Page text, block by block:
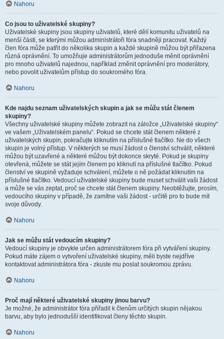
Nahoru
Co jsou to uživatelské skupiny?
Uživatelské skupiny jsou skupiny uživatelů, které dělí komunitu uživatelů na
menší části, se kterými můžou administrátoři fóra snadněji pracovat. Každý
člen fóra může patřit do několika skupin a každé skupině můžou být přiřazena
různá oprávnění. To umožňuje administrátorům jednoduše měnit oprávnění
pro mnoho uživatelů najednou, například změnit oprávnění pro moderátory,
nebo povolit uživatelům přístup do soukromého fóra.
Nahoru
Kde najdu seznam uživatelských skupin a jak se můžu stát členem
skupiny?
Všechny uživatelské skupiny můžete zobrazit na záložce „Uživatelské skupiny“
ve vašem „Uživatelském panelu“. Pokud se chcete stát členem některé z
uživatelských skupin, pokračujte kliknutím na příslušné tlačítko. Ne do všech
skupin je volný přístup. V některých se musí žádost o členství schválit, některé
můžou být uzavřené a některé můžou být dokonce skryté. Pokud je skupiny
otevřená, můžete se stát jejím členem po kliknutí na příslušné tlačítko. Pokud
členství ve skupině vyžaduje schválení, můžete o ně požádat kliknutím na
příslušné tlačítko. Vedoucí uživatelské skupiny bude muset schválit vaši žádost
a může se vás zeptat, proč se chcete stát členem skupiny. Neobtěžujte, prosím,
vedoucího skupiny v případě, že zamítne vaši žádost - určitě pro to bude mít
svoje důvody.
Nahoru
Jak se můžu stát vedoucím skupiny?
Vedoucí skupiny je obvykle určen administrátorem fóra při vytváření skupiny.
Pokud máte zájem o vytvoření uživatelské skupiny, měli byste nejdříve
kontaktovat administrátora fóra - zkuste mu poslat soukromou zprávu.
Nahoru
Proč mají některé uživatelské skupiny jinou barvu?
Je možné, že administrátor fóra přiřadil k členům určitých skupin nějakou
barvu, aby bylo jednodušší identifikovat členy těchto skupin.
Nahoru